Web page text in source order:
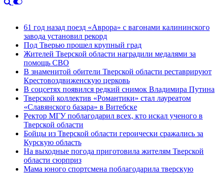
61 год назад поезд «Аврора» с вагонами калининского
завода установил рекорд
Под Тверью прошел крупный град
Жителей Тверской области наградили медалями за
помощь СВО
В знаменитой обители Тверской области реставрируют
Крестовоздвиженскую церковь
В соцсетях появился редкий снимок Владимира Путина
Тверской коллектив «Романтики» стал лауреатом
«Славянского базара» в Витебске
Ректор МГУ поблагодарил всех, кто искал ученого в
Тверской области
Бойцы из Тверской области героически сражались за
Курскую область
На выходные погода приготовила жителям Тверской
области сюрприз
Мама юного спортсмена поблагодарила тверскую